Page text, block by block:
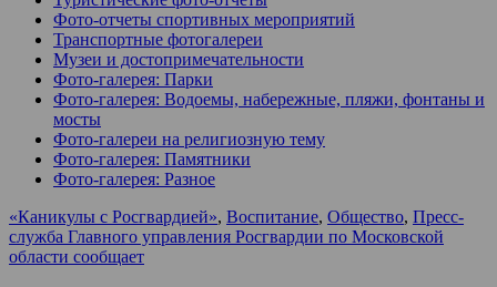
Фото-отчеты спортивных мероприятий
Транспортные фотогалереи
Музеи и достопримечательности
Фото-галерея: Парки
Фото-галерея: Водоемы, набережные, пляжи, фонтаны и
мосты
Фото-галереи на религиозную тему
Фото-галерея: Памятники
Фото-галерея: Разное
«Каникулы с Росгвардией», Воспитание, Общество, Пресс-
служба Главного управления Росгвардии по Московской
области сообщает